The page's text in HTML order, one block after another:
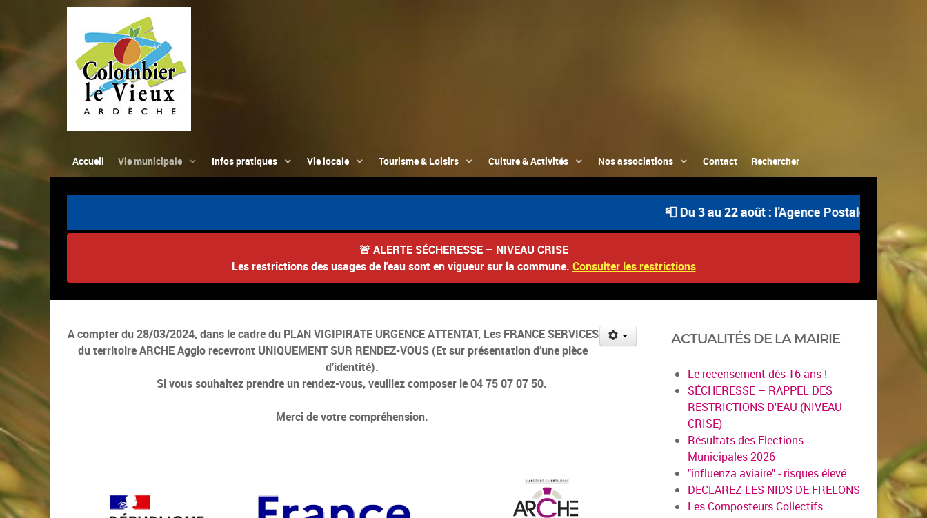
Accueil Vie municipale Infos pratiques Vie locale Tourisme & Loisirs Culture & Activités Nos associations Contact Rechercher
📮 Du 3 au 22 août : l'Agence Postale
🚨 ALERTE SÉCHERESSE – NIVEAU CRISE
Les restrictions des usages de l'eau sont en vigueur sur la commune. Consulter les restrictions
A compter du 28/03/2024, dans le cadre du PLAN VIGIPIRATE URGENCE ATTENTAT, Les FRANCE SERVICES
du territoire ARCHE Agglo recevront UNIQUEMENT SUR RENDEZ-VOUS (Et sur présentation d’une pièce
d’identité).
Si vous souhaitez prendre un rendez-vous, veuillez composer le 04 75 07 07 50.
Merci de votre compréhension.
ACTUALITÉS DE LA MAIRIE
Le recensement dès 16 ans !
SÉCHERESSE – RAPPEL DES
RESTRICTIONS D'EAU (NIVEAU
CRISE)
Résultats des Elections
Municipales 2026
"influenza aviaire" - risques élevé
DECLAREZ LES NIDS DE FRELONS
Les Composteurs Collectifs